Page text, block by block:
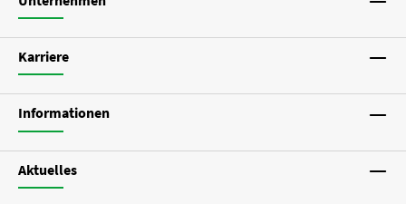
Karriere
Informationen
Aktuelles